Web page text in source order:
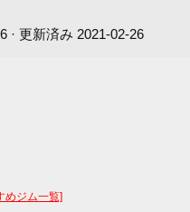
· 更新済み 2021-02-26
ジム一覧]